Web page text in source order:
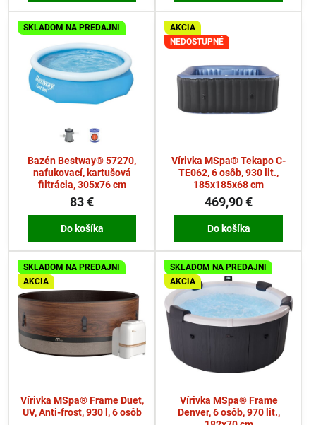
SKLADOM NA PREDAJNI
Bazén Bestway® 57270,
nafukovací, kartušová
filtrácia, 305x76 cm
83 €
Do košíka
AKCIA
NEDOSTUPNÉ
Vírivka MSpa® Tekapo C-
TE062, 6 osôb, 930 lit.,
185x185x68 cm
469,90 €
Do košíka
SKLADOM NA PREDAJNI
AKCIA
Vírivka MSpa® Frame Duet,
UV, Anti-frost, 930 l, 6 osôb
SKLADOM NA PREDAJNI
AKCIA
Vírivka MSpa® Frame
Denver, 6 osôb, 970 lit.,